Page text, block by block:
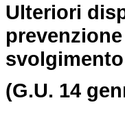
Ulteriori
(G.U. 14